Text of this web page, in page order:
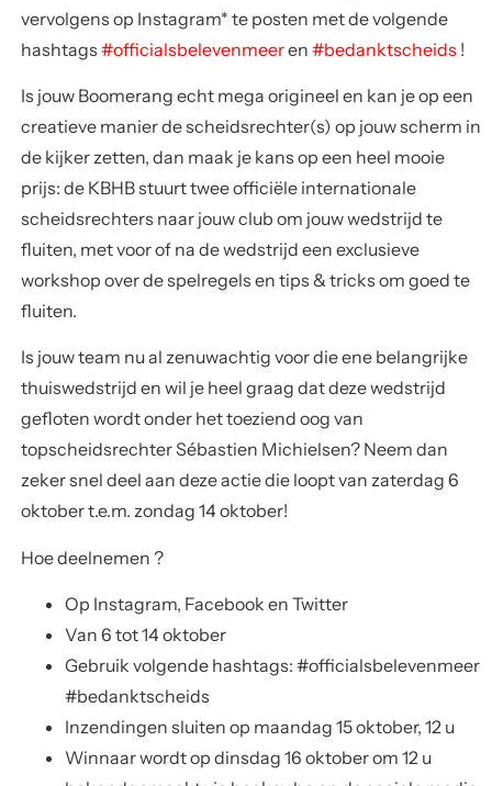
vervolgens op Instagram* te posten met de volgende
hashtags #officialsbelevenmeeren #bedanktscheids !
Is jouw Boomerang echt mega origineel en kan je op een
creatieve manier de scheidsrechter(s) op jouw scherm in
de kijker zetten, dan maak je kans op een heel mooie
prijs: de KBHB stuurt twee officiële internationale
scheidsrechters naar jouw club om jouw wedstrijd te
fluiten, met voor of na de wedstrijd een exclusieve
workshop over de spelregels en tips & tricks om goed te
fluiten.
Is jouw team nu al zenuwachtig voor die ene belangrijke
thuiswedstrijd en wil je heel graag dat deze wedstrijd
gefloten wordt onder het toeziend oog van
topscheidsrechter Sébastien Michielsen? Neem dan
zeker snel deel aan deze actie die loopt van zaterdag 6
oktober t.e.m. zondag 14 oktober!
Hoe deelnemen ?
Op Instagram, Facebook en Twitter
Van 6 tot 14 oktober
Gebruik volgende hashtags: #officialsbelevenmeer
#bedanktscheids
Inzendingen sluiten op maandag 15 oktober, 12 u
Winnaar wordt op dinsdag 16 oktober om 12 u